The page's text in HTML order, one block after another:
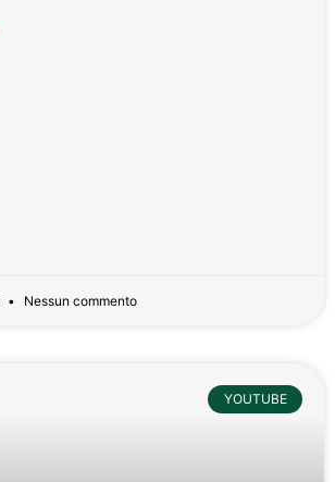
Nessun commento
YOUTUBE